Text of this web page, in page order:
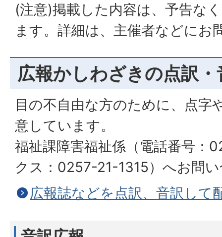
(注意)掲載した内容は、予告な
ます。詳細は、主催者などにお
広報かしわざきの点訳・
目の不自由な方のために、点字
意しています。
福祉課障害福祉係（電話番号：
クス：0257-21-1315）へお問
広報誌などを点訳、音訳して